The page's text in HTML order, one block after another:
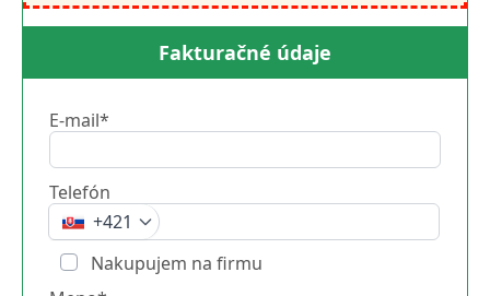
Fakturačné údaje
E-mail*
Telefón
+421
Nakupujem na firmu